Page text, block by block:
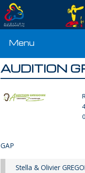
Menu
AUDITION
GAP
Stella & Olivier